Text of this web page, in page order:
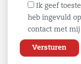
Ik geef
heb ingevuld
contact met